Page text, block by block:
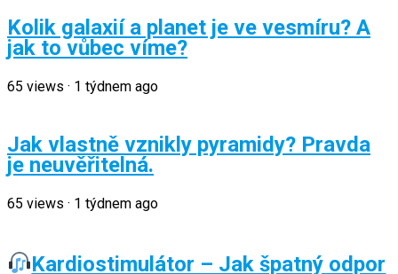
Kolik galaxií a planet je ve vesmíru? A
jak to vůbec víme?
65 views · 1 týdnem ago
Jak vlastně vznikly pyramidy? Pravda
je neuvěřitelná.
65 views · 1 týdnem ago
Kardiostimulátor – Jak špatný odpor